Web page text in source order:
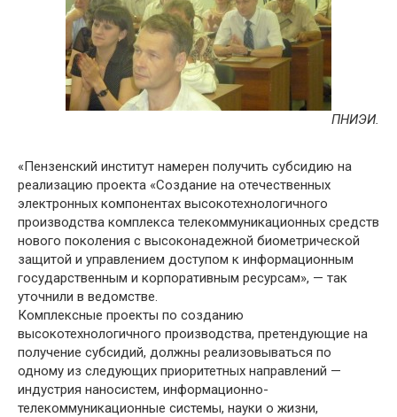
ПНИЭИ.
«Пензенский институт намерен получить субсидию на
реализацию проекта «Создание на отечественных
электронных компонентах высокотехнологичного
производства комплекса телекоммуникационных средств
нового поколения с высоконадежной биометрической
защитой и управлением доступом к информационным
государственным и корпоративным ресурсам», — так
уточнили в ведомстве.
Комплексные проекты по созданию
высокотехнологичного производства, претендующие на
получение субсидий, должны реализовываться по
одному из следующих приоритетных направлений —
индустрия наносистем, информационно-
телекоммуникационные системы, науки о жизни,